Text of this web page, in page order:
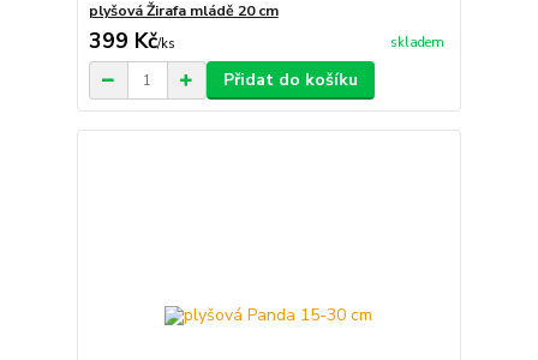
plyšová Žirafa mládě 20 cm
399 Kč/ks skladem
Přidat do košíku